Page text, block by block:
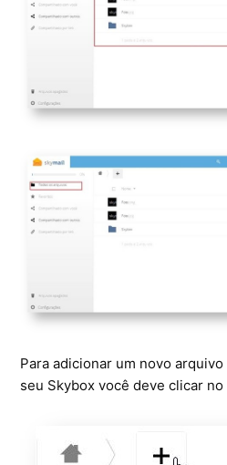
Microsoft 365
Segurança
Interno - Cloud Interno
Interno - CloudStack
Interno - Skybox
Interno - Veeam
Microsoft SQL Server
Para adicionar um novo
seu Skybox você deve clicar